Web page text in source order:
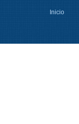
Inicio